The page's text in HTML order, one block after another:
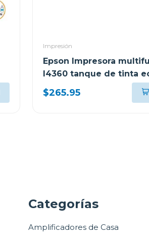
Impresión
Epson Impresora
l4360 tanque de tinta
tank wi-fi
$265.95
Categorías
Amplificadores de Casa